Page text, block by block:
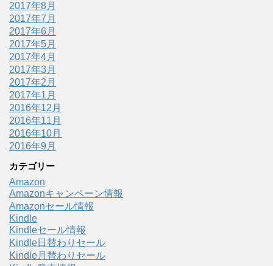
2017年8月
2017年7月
2017年6月
2017年5月
2017年4月
2017年3月
2017年2月
2017年1月
2016年12月
2016年11月
2016年10月
2016年9月
カテゴリー
Amazon
Amazonキャンペーン情報
Amazonセール情報
Kindle
Kindleセール情報
Kindle日替わりセール
Kindle月替わりセール